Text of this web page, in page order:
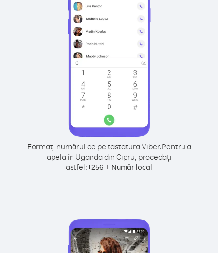
Formați numărul de pe tastatura Viber.Pentru a
apela în Uganda din Cipru, procedați
astfel:+256 + Număr local